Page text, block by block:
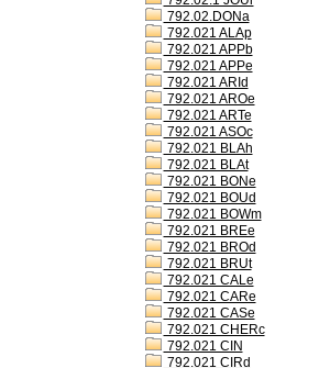
792.02.DONa
792.021 ALAp
792.021 APPb
792.021 APPe
792.021 ARId
792.021 AROe
792.021 ARTe
792.021 ASOc
792.021 BLAh
792.021 BLAt
792.021 BONe
792.021 BOUd
792.021 BOWm
792.021 BREe
792.021 BROd
792.021 BRUt
792.021 CALe
792.021 CARe
792.021 CASe
792.021 CHERc
792.021 CIN
792.021 CIRd